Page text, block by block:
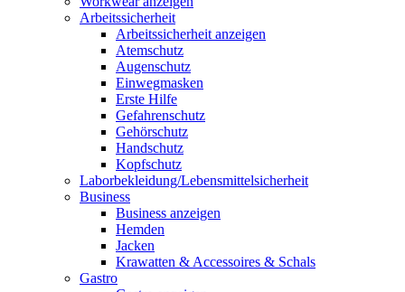
Arbeitssicherheit
Arbeitssicherheit anzeigen
Atemschutz
Augenschutz
Einwegmasken
Erste Hilfe
Gefahrenschutz
Gehörschutz
Handschutz
Kopfschutz
Laborbekleidung/Lebensmittelsicherheit
Business
Business anzeigen
Hemden
Jacken
Krawatten & Accessoires & Schals
Gastro